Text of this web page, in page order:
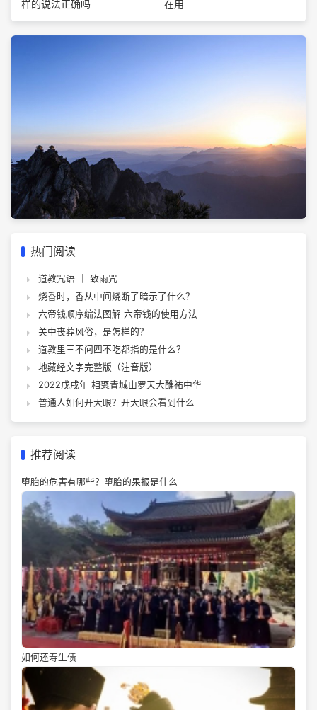
样的说法正确吗 在用
热门阅读
道教咒语 ｜ 致雨咒
烧香时，香从中间烧断了暗示了什么？
六帝钱顺序编法图解 六帝钱的使用方法
关中丧葬风俗，是怎样的？
道教里三不问四不吃都指的是什么？
地藏经文字完整版（注音版）
2022戊戌年 相聚青城山罗天大醮祐中华
普通人如何开天眼？开天眼会看到什么
推荐阅读
堕胎的危害有哪些？堕胎的果报是什么
如何还寿生债